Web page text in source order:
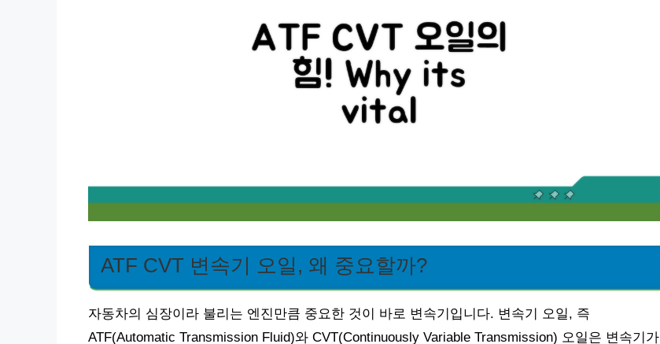
ATF CVT 변속기 오일, 왜 중요할까?
자동차의 심장이라 불리는 엔진만큼 중요한 것이 바로 변속기입니다. 변속기 오일, 즉
ATF(Automatic Transmission Fluid)와 CVT(Continuously Variable Transmission) 오일은 변속기가